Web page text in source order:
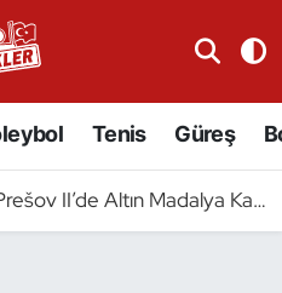
Tenis Güreş
II’de Altın Madalya Kazandı